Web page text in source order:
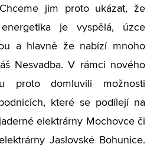
jim proto ukázat, že
je vyspělá, úzce
a hlavně že nabízí mnoho
Nesvadba. V rámci nového
proto domluvili možnosti
které se podílejí na
elektrárny Mochovce či
Jaslovské Bohunice.